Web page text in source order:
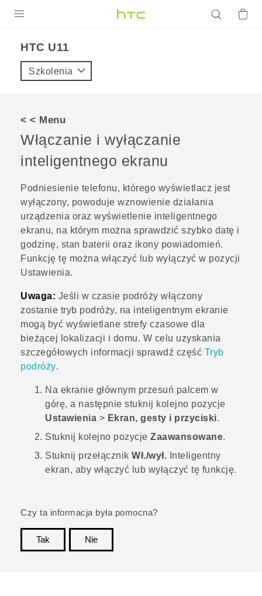
VIVE
VIVERSE
POMOC TECHNICZNA
Urządzenia i akcesoria HTC
Zaloguj się
HTC U11‎
Szkolenia
< < Menu
Włączanie i wyłączanie
inteligentnego ekranu
Podniesienie telefonu, którego wyświetlacz jest
wyłączony, powoduje wznowienie działania
urządzenia oraz wyświetlenie inteligentnego
ekranu, na którym można sprawdzić szybko datę i
godzinę, stan baterii oraz ikony powiadomień.
Funkcję tę można włączyć lub wyłączyć w pozycji
Ustawienia.
Uwaga: Jeśli w czasie podróży włączony
zostanie tryb podróży, na inteligentnym ekranie
mogą być wyświetlane strefy czasowe dla
bieżącej lokalizacji i domu. W celu uzyskania
szczegółowych informacji sprawdź część Tryb
podróży.
Na ekranie głównym przesuń palcem w
górę, a następnie stuknij kolejno pozycje
Ustawienia > Ekran, gesty i przyciski.
Stuknij kolejno pozycje Zaawansowane.
Stuknij przełącznik Wł./wył. Inteligentny
ekran, aby włączyć lub wyłączyć tę funkcję.
Czy ta informacja była pomocna?
Tak
Nie